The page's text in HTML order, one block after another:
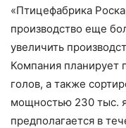
«Птицефабрика
производство еще
увеличить
Компания планирует
голов, а также
мощностью 230 тыс.
предполагается в